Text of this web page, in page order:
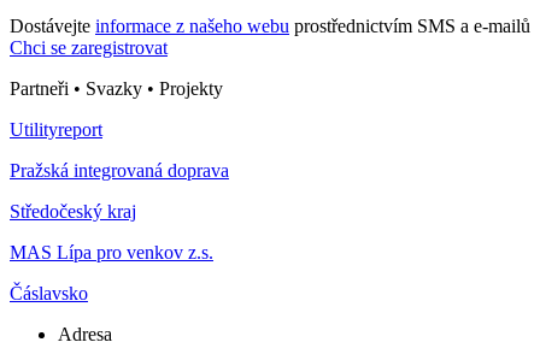
Dostávejte informace z našeho webu prostřednictvím SMS a e-mailů
Chci se zaregistrovat
Partneři • Svazky • Projekty
Utilityreport
Pražská integrovaná doprava
Středočeský kraj
MAS Lípa pro venkov z.s.
Čáslavsko
Adresa